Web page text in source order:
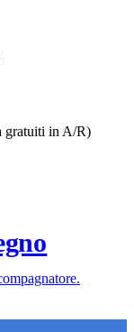
gratuiti in A/R)